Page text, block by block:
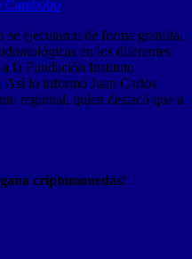
ejecutaron de forma gratuita,
en los diferentes
la Fundación Instituto
Así lo informó Juan Carlos
regional, quien destacó que a
criptomonedas!